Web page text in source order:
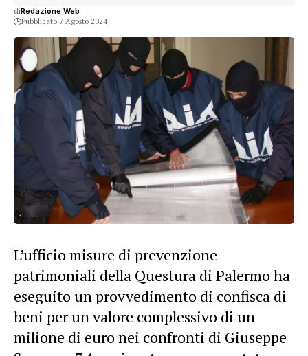
diRedazione Web
Pubblicato 7 Agosto 2024
L’ufficio misure di prevenzione
patrimoniali della Questura di Palermo ha
eseguito un provvedimento di confisca di
beni per un valore complessivo di un
milione di euro nei confronti di Giuseppe